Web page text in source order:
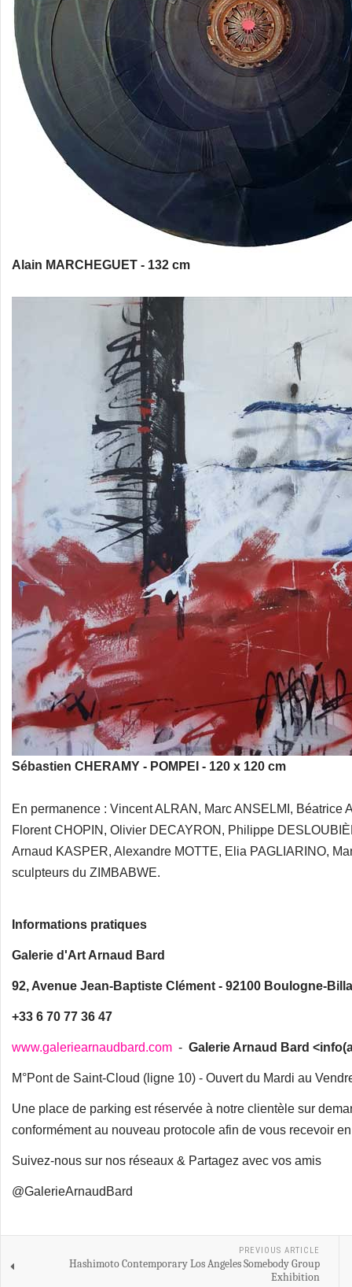
Alain MARCHEGUET - 132 cm
Sébastien CHERAMY - POMPEI - 120 x 120 cm
En permanence : Vincent ALRAN, Marc ANSELMI,
Florent CHOPIN, Olivier DECAYRON, Philippe
Arnaud KASPER, Alexandre MOTTE, Elia PAGLIARINO,
sculpteurs du ZIMBABWE.
Informations pratiques
Galerie d'Art Arnaud Bard
92, Avenue Jean-Baptiste Clément - 92100 Boulogne-
+33 6 70 77 36 47
www.galeriearnaudbard.com - Galerie Arnaud Bard
M°Pont de Saint-Cloud (ligne 10) - Ouvert du Mardi au
Une place de parking est réservée à notre clientèle sur
conformément au nouveau protocole afin de vous recevoir
Suivez-nous sur nos réseaux & Partagez avec vos amis
@GalerieArnaudBard
PREVIOUS ARTICLE
Hashimoto Contemporary Los Angeles Somebody Group
Exhibition